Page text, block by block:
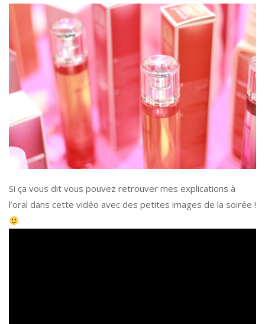
Si ça vous dit vous pouvez retrouver mes explications à
l’oral dans cette vidéo avec des petites images de la soirée !